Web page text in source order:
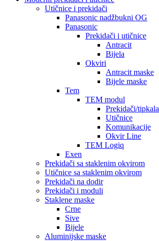
Utičnice i prekidači
Panasonic nadžbukni OG
Panasonic
Prekidači i utičnice
Antracit
Bijela
Okviri
Antracit maske
Bijele maske
Tem
TEM modul
Prekidači/tipkala
Utičnice
Komunikacije
Okvir Line
TEM Logiq
Exen
Prekidači sa staklenim okvirom
Utičnice sa staklenim okvirom
Prekidači na dodir
Prekidači i moduli
Staklene maske
Crne
Sive
Bijele
Aluminijske maske